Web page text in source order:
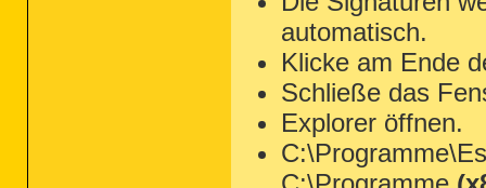
automatisch.
Klicke am Ende
Schließe das
Explorer öffnen.